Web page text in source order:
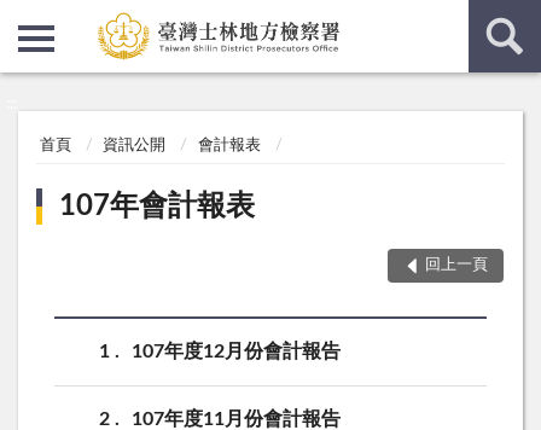
首頁 資訊公開 會計報表
107年會計報表
回上一頁
1 107年度12月份會計報告
2 107年度11月份會計報告